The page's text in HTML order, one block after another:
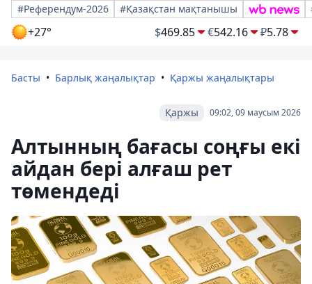
#Референдум-2026
#Қазақстан мақтанышы
+27° $469.85 €542.16 ₽5.78
Басты Барлық жаңалықтар Қаржы жаңалықтары
09:02, 09 маусым 2026
Қаржы
Алтынның бағасы соңғы екі
айдан бері алғаш рет
төмендеді